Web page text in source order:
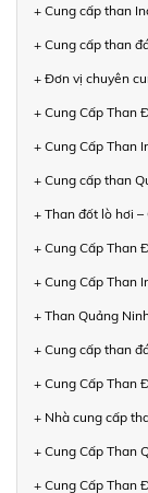
+ Cung cấp than
+ Cung cấp than
+ Đơn vị chuyên
+ Cung Cấp Than
+ Cung Cấp Than
+ Cung cấp than
+ Than đốt lò hơi
+ Cung Cấp Than
+ Cung Cấp Than
+ Than Quảng
+ Cung cấp than
+ Cung Cấp Than
+ Nhà cung cấp
+ Cung Cấp Than
+ Cung Cấp Than